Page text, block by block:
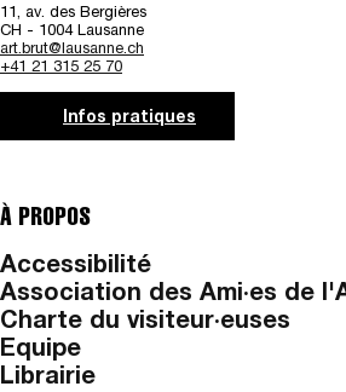
11, av. des Bergières
CH - 1004 Lausanne
art.brut@lausanne.ch
+41 21 315 25 70
Infos pratiques
À PROPOS
Accessibilité
Association des Ami·es de
Charte du visiteur·euses
Equipe
Librairie